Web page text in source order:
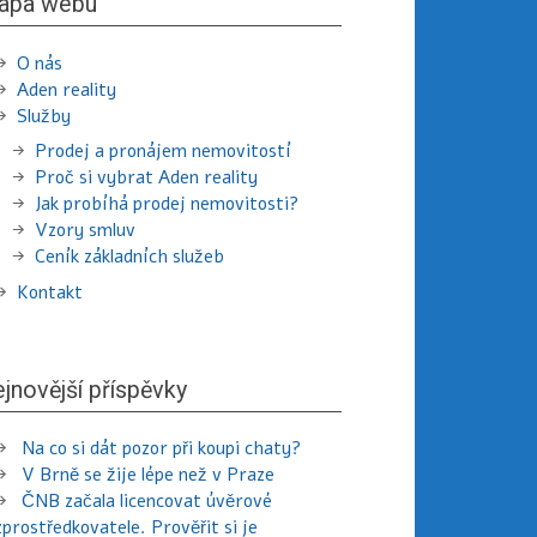
O nás
Aden reality
Služby
Prodej a pronájem nemovitostí
Proč si vybrat Aden reality
Jak probíhá prodej nemovitosti?
Vzory smluv
Ceník základních služeb
Kontakt
příspěvky
Na co si dát pozor při koupi chaty?
V Brně se žije lépe než v Praze
ČNB začala licencovat úvěrové
Prověřit si je